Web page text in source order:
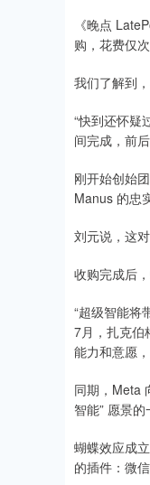
《晚点
购，花费仅
我们了解到
“快到还怀疑
间完成，前
刚开始创始
Manus 的忠
刘元说，这
收购完成后
“超级智能将
7月，扎克伯
能力和意愿
同期，Meta
智能” 愿景的
蝴蝶效应成
的插件：微